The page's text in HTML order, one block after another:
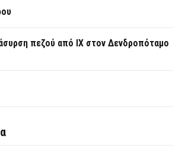
πεζού από ΙΧ στον Δενδροπόταμο